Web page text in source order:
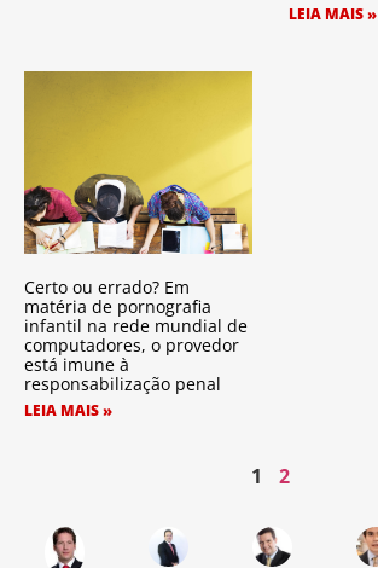
LEIA MAIS »
Certo ou errado? Em
matéria de pornografia
infantil na rede mundial de
computadores, o provedor
está imune à
responsabilização penal
LEIA MAIS »
1 2